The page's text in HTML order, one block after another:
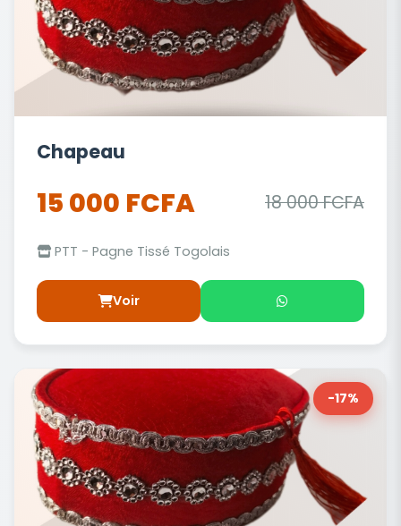
Chapeau
15 000 FCFA 18 000 FCFA
PTT - Pagne Tissé Togolais
Voir
-17%